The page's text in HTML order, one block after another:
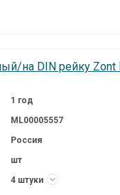
на DIN рейку
1 год
ML00005557
Россия
шт
4 штуки